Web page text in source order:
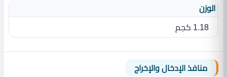
الوزن
1.18 كجم‎
منافذ الإدخال والإخراج